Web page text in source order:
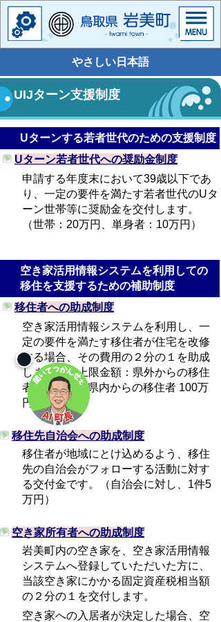
やさしい日本語
UIJターン支援制度
Uターンする若者世代のための支援制度
Uターン若者世代への奨励金制度
申請する年度末において39歳以下であ
り、一定の要件を満たす若者世代のUタ
ーン世帯等に奨励金を交付します。
（世帯：20万円、単身者：10万円）
空き家活用情報システムを利用しての
移住を支援するための補助制度
移住者への助成制度
空き家活用情報システムを利用し、一
定の要件を満たす移住者が住宅を改修
する場合、その費用の２分の１を助成
します。（上限金額：県外からの移住
者 200万円、県内からの移住者 100万
円）
移住先自治会への助成制度
移住者が地域にとけ込めるよう、移住
先の自治会がフォローする活動に対す
る交付金です。（自治会に対し、1件5
万円）
空き家所有者への助成制度
岩美町内の空き家を、空き家活用情報
システムへ登録していただいた方に、
当該空き家にかかる固定資産税相当額
の２分の１を交付します。
空き家への入居者が決定した場合、空